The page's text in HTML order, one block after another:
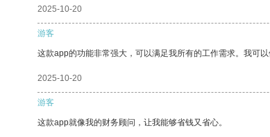
2025-10-20
游客
这款app的功能非常强大，可以满足我所有的工作需求。我可
2025-10-20
游客
这款app就像我的财务顾问，让我能够省钱又省心。